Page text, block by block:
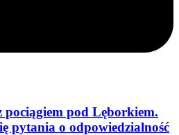
pociągiem pod Lęborkiem.
pytania o odpowiedzialność